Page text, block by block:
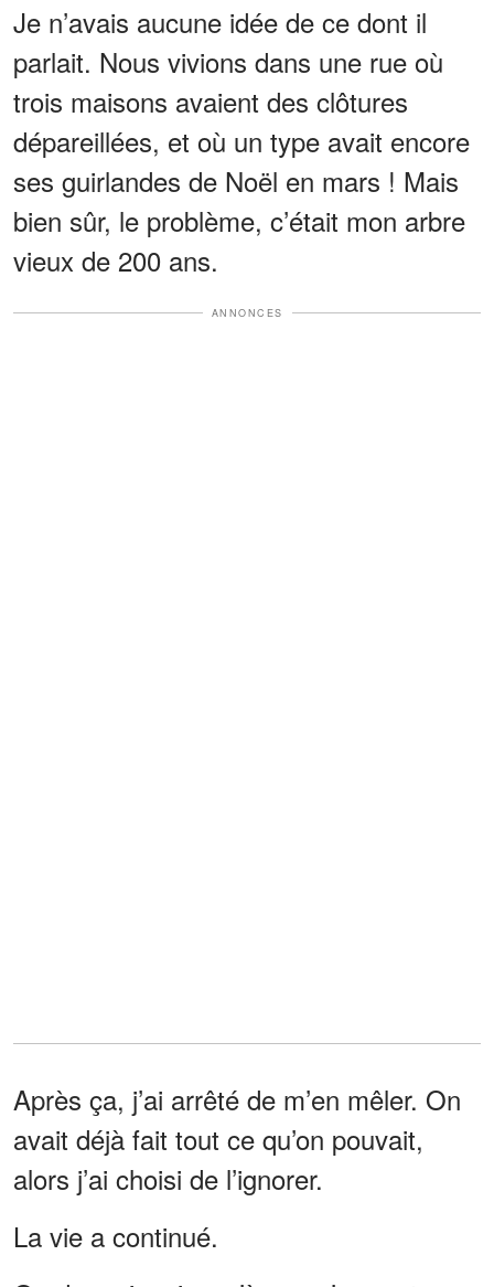
Je n’avais aucune idée de ce dont il
parlait. Nous vivions dans une rue où
trois maisons avaient des clôtures
dépareillées, et où un type avait encore
ses guirlandes de Noël en mars ! Mais
bien sûr, le problème, c’était mon arbre
vieux de 200 ans.
ANNONCES
Après ça, j’ai arrêté de m’en mêler. On
avait déjà fait tout ce qu’on pouvait,
alors j’ai choisi de l’ignorer.
La vie a continué.